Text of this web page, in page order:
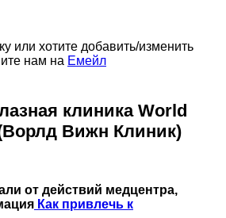
или хотите добавить/изменить
нам на Емейл
клиника World
Вижн Клиник)
от действий медцентра,
Как привлечь к